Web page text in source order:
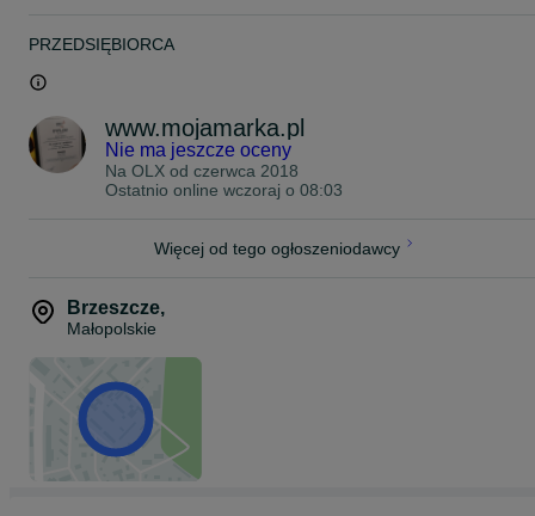
PRZEDSIĘBIORCA
www.mojamarka.pl
Nie ma jeszcze oceny
Na OLX od czerwca 2018
Ostatnio online wczoraj o 08:03
Więcej od tego ogłoszeniodawcy
Brzeszcze,
Małopolskie